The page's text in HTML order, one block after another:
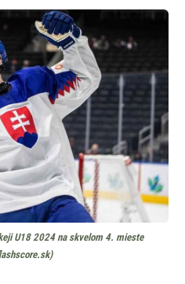
U18 2024 na skvelom 4. mieste